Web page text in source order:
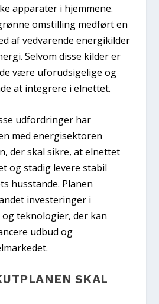
apparater i hjemmene.
omstilling medført en
af vedvarende energikilder
Selvom disse kilder er
være uforudsigelige og
at integrere i elnettet.
udfordringer har
med energisektoren
der skal sikre, at elnettet
og stadig levere stabil
husstande. Planen
investeringer i
teknologier, der kan
udbud og
SKAL